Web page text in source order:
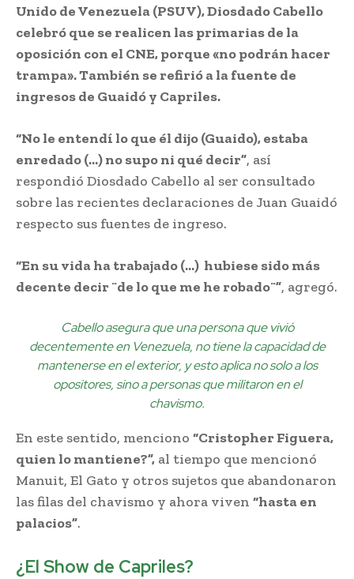
Unido de Venezuela (PSUV), Diosdado Cabello
celebró que se realicen las primarias de la
oposición con el CNE, porque «no podrán hacer
trampa». También se refirió a la fuente de
ingresos de Guaidó y Capriles.
“No le entendí lo que él dijo (Guaido), estaba
enredado (…) no supo ni qué decir”, así
respondió Diosdado Cabello al ser consultado
sobre las recientes declaraciones de Juan Guaidó
respecto sus fuentes de ingreso.
“En su vida ha trabajado (…) hubiese sido más
decente decir ¨de lo que me he robado¨”, agregó.
Cabello asegura que una persona que vivió
decentemente en Venezuela, no tiene la capacidad de
mantenerse en el exterior, y esto aplica no solo a los
opositores, sino a personas que militaron en el
chavismo.
En este sentido, menciono “Cristopher Figuera,
quien lo mantiene?”, al tiempo que mencionó
Manuit, El Gato y otros sujetos que abandonaron
las filas del chavismo y ahora viven “hasta en
palacios”.
¿El Show de Capriles?